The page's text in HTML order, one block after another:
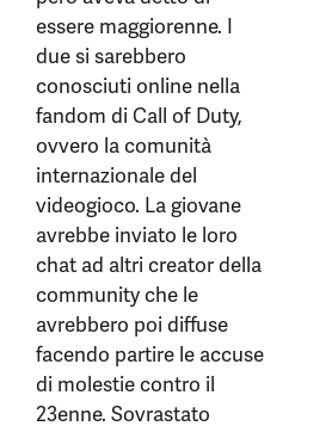
essere maggiorenne. I
due si sarebbero
conosciuti online nella
fandom di Call of Duty,
ovvero la comunità
internazionale del
videogioco. La giovane
avrebbe inviato le loro
chat ad altri creator della
community che le
avrebbero poi diffuse
facendo partire le accuse
di molestie contro il
23enne. Sovrastato